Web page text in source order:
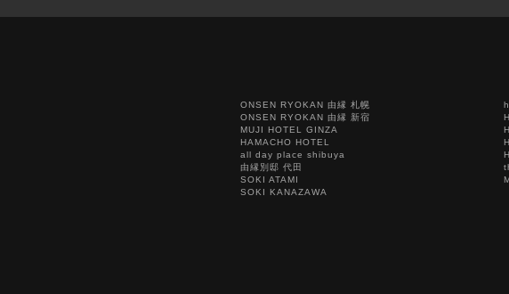
ONSEN RYOKAN 由縁 札幌
ONSEN RYOKAN 由縁 新宿
MUJI HOTEL GINZA
HAMACHO HOTEL
all day place shibuya
由縁別邸 代田
SOKI ATAMI
SOKI KANAZAWA